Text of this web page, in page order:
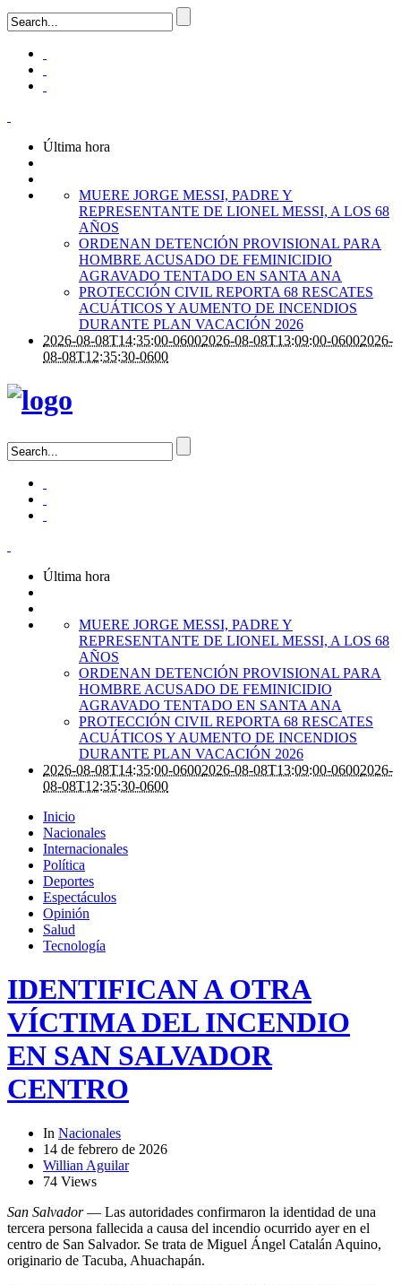
Última hora
MUERE JORGE MESSI, PADRE Y
REPRESENTANTE DE LIONEL MESSI, A LOS 68
AÑOS
ORDENAN DETENCIÓN PROVISIONAL PARA
HOMBRE ACUSADO DE FEMINICIDIO
AGRAVADO TENTADO EN SANTA ANA
PROTECCIÓN CIVIL REPORTA 68 RESCATES
ACUÁTICOS Y AUMENTO DE INCENDIOS
DURANTE PLAN VACACIÓN 2026
2026-08-08T14:35:00-06002026-08-08T13:09:00-06002026-
08-08T12:35:30-0600
Última hora
MUERE JORGE MESSI, PADRE Y
REPRESENTANTE DE LIONEL MESSI, A LOS 68
AÑOS
ORDENAN DETENCIÓN PROVISIONAL PARA
HOMBRE ACUSADO DE FEMINICIDIO
AGRAVADO TENTADO EN SANTA ANA
PROTECCIÓN CIVIL REPORTA 68 RESCATES
ACUÁTICOS Y AUMENTO DE INCENDIOS
DURANTE PLAN VACACIÓN 2026
2026-08-08T14:35:00-06002026-08-08T13:09:00-06002026-
08-08T12:35:30-0600
Inicio
Nacionales
Internacionales
Política
Deportes
Espectáculos
Opinión
Salud
Tecnología
IDENTIFICAN A OTRA
VÍCTIMA DEL INCENDIO
EN SAN SALVADOR
CENTRO
In Nacionales
14 de febrero de 2026
Willian Aguilar
74 Views
San Salvador— Las autoridades confirmaron la identidad de una
tercera persona fallecida a causa del incendio ocurrido ayer en el
centro de San Salvador. Se trata de Miguel Ángel Catalán Aquino,
originario de Tacuba, Ahuachapán.